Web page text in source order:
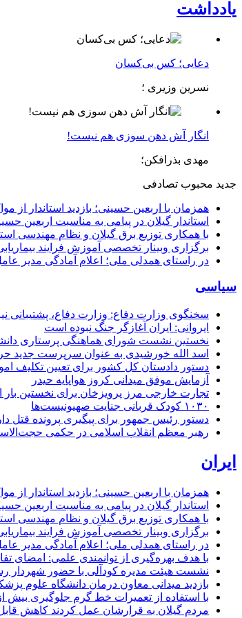
یادداشت
دعایی؛ کس بی‌کسان
نسرین وزیری ؛
انگار آش دهن سوزی هم نیست!
مهدی بذرافکن؛
جدید محبوب تصادفی
همزمان با اربعین حسینی؛ بازدید استاندار از
استاندار گیلان در پیامی به مناسبت اربعین
با همکاری توزیع برق گیلان و نظام مهندسی
برگزاری وبینار تخصصی آموزش فرایند
در راستای همدلی ملی؛ اعلام آمادگی مدیر
سیاسی
سخنگوی وزارت دفاع: وزارت دفاع، پشتیبانی
ایروانی: ایران آغازگر جنگ نبوده است
نخستین نشست شورای هماهنگی پرستاری
اسد الله خورشیدی به عنوان سرپرست
دستور دادستان کل کشور برای تعیین تکلیف
آزمایش موفق میدانی کروز هواپایه حیدر
تجارت خارجی مرز پرویزخان برای نخستین بار
۱۰۳۰ کودک قربانی جنایت صهیونیست‌ها
دستور رئیس جمهور برای پیگیری پرونده
رهبر معظم انقلاب اسلامی در حکمی
ایران
همزمان با اربعین حسینی؛ بازدید استاندار از
استاندار گیلان در پیامی به مناسبت اربعین
با همکاری توزیع برق گیلان و نظام مهندسی
برگزاری وبینار تخصصی آموزش فرایند
در راستای همدلی ملی؛ اعلام آمادگی مدیر
با هدف بهره‌گیری از توانمندی علمی: امضای
نشست هیئت مدیره کودآلی با حضور شهردار
بازدید میدانی معاون درمان دانشگاه علوم
با استفاده از تعمیرات خط گرم جلوگیری بیش از ۱۹ درصدی از اعمال خاموشی برای مشتركان
مردم گیلان به قرارشان عمل کردند كاهش قابل توجه